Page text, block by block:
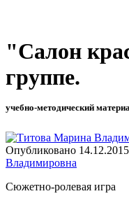
"Салон
группе.
учебно-методический
Опубликовано
Владимировна
Сюжетно-ролевая игра